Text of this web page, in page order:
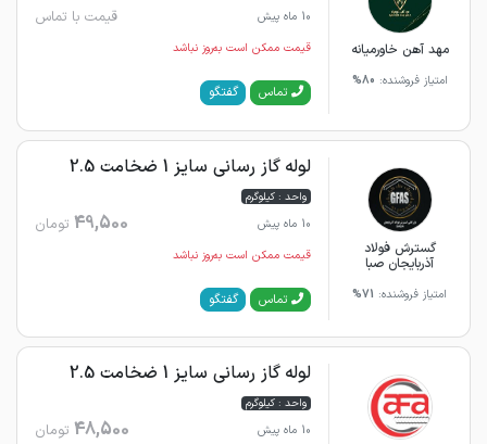
مهد آهن خاورمیانه
امتیاز فروشنده: 80%
10 ماه پیش
قیمت با تماس
قیمت ممکن است به‌روز نباشد
تماس گفتگو
گسترش فولاد
آذربایجان صبا
امتیاز فروشنده: 71%
لوله گاز رسانی سایز 1 ضخامت 2.5
واحد : کیلوگرم
10 ماه پیش
49,500 تومان
قیمت ممکن است به‌روز نباشد
تماس گفتگو
لوله گاز رسانی سایز 1 ضخامت 2.5
واحد : کیلوگرم
10 ماه پیش
48,500 تومان